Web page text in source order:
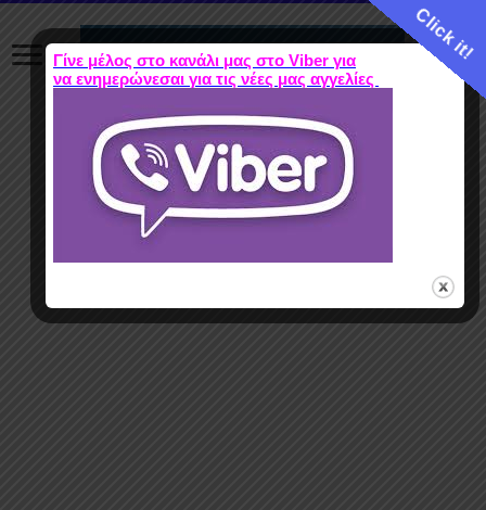
Click it!
Γίνε μέλος στο κανάλι μας στο Viber για
να ενημερώνεσαι για τις νέες μας αγγελίες